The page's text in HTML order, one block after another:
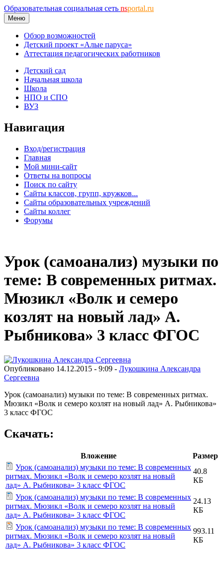
Образовательная социальная сеть nsportal.ru
Меню
Обзор возможностей
Детский проект «Алые паруса»
Аттестация педагогических работников
Детский сад
Начальная школа
Школа
НПО и СПО
ВУЗ
Навигация
Вход/регистрация
Главная
Мой мини-сайт
Ответы на вопросы
Поиск по сайту
Сайты классов, групп, кружков...
Сайты образовательных учреждений
Сайты коллег
Форумы
Урок (самоанализ) музыки по
теме: В современных ритмах.
Мюзикл «Волк и семеро
козлят на новый лад» А.
Рыбникова» 3 класс ФГОС
Опубликовано 14.12.2015 - 9:09 - Лукошкина Александра
Сергеевна
Урок (самоанализ) музыки по теме: В современных ритмах.
Мюзикл «Волк и семеро козлят на новый лад» А. Рыбникова»
3 класс ФГОС
Скачать:
Вложение
Размер
Урок (самоанализ) музыки по теме: В современных
ритмах. Мюзикл «Волк и семеро козлят на новый
лад» А. Рыбникова» 3 класс ФГОС
40.8
КБ
Урок (самоанализ) музыки по теме: В современных
ритмах. Мюзикл «Волк и семеро козлят на новый
лад» А. Рыбникова» 3 класс ФГОС
24.13
КБ
Урок (самоанализ) музыки по теме: В современных
ритмах. Мюзикл «Волк и семеро козлят на новый
лад» А. Рыбникова» 3 класс ФГОС
993.11
КБ